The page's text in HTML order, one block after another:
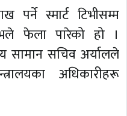
स्मार्ट टिभीसम्म
फेला पारेको हो ।
सचिव अर्यालले
अधिकारीहरू